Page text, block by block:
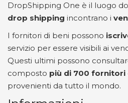
DropShipping One è il luogo
drop shipping incontrano i
I fornitori di beni possono
servizio per essere visibili ai
Questi ultimi possono
composto più di 700 fornitori
provenienti da tutto il mondo.